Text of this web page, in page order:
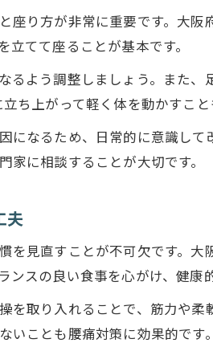
座り方が非常に重要です。大
立てて座ることが基本です。
るよう調整しましょう。また
ち上がって軽く体を動かすこと
になるため、日常的に意識し
家に相談することが大切です。
夫
を見直すことが不可欠です。
ンスの良い食事を心がけ、健康
を取り入れることで、筋力や
いことも腰痛対策に効果的です。